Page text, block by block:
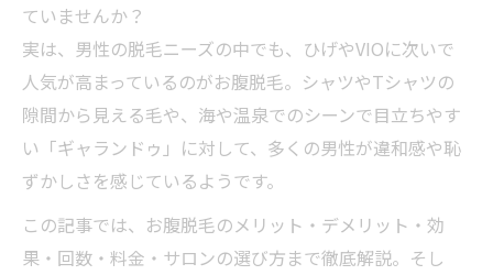
ていませんか？
実は、男性の脱毛ニーズの中でも、ひげやVIOに次いで
人気が高まっているのがお腹脱毛。シャツやTシャツの
隙間から見える毛や、海や温泉でのシーンで目立ちやす
い「ギャランドゥ」に対して、多くの男性が違和感や恥
ずかしさを感じているようです。
この記事では、お腹脱毛のメリット・デメリット・効
果・回数・料金・サロンの選び方まで徹底解説。そし